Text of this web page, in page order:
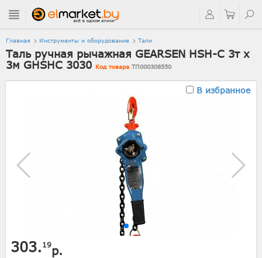
Главная Инструменты и оборудование Тали
Таль ручная рычажная GEARSEN HSH-C 3т х
3м GHSHC 3030 Код товара ТП000308550
В избранное
303. 19р.